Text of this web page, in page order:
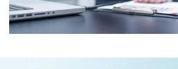
お問合せ